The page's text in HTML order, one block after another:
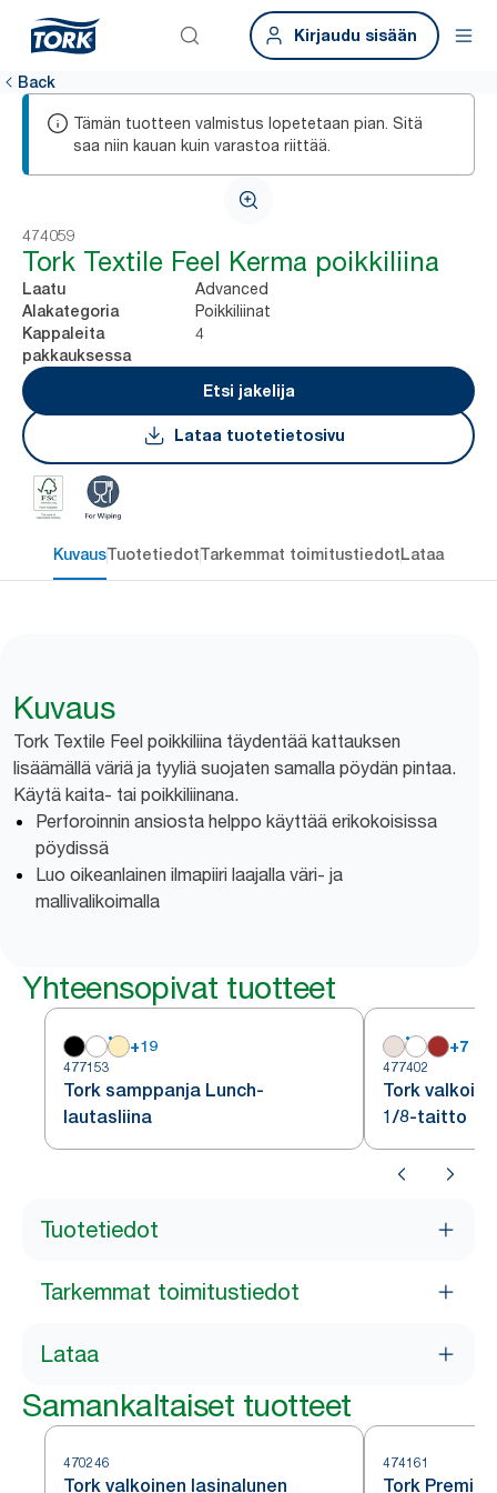
Kirjaudu sisään
Back
Tämän tuotteen valmistus lopetetaan pian. Sitä
saa niin kauan kuin varastoa riittää.
474059
Tork Textile Feel Kerma poikkiliina
Laatu Advanced
Alakategoria Poikkiliinat
Kappaleita
pakkauksessa
4
Etsi jakelija
Lataa tuotetietosivu
KuvausTuotetiedotTarkemmat toimitustiedotLataa
Kuvaus
Tork Textile Feel poikkiliina täydentää kattauksen
lisäämällä väriä ja tyyliä suojaten samalla pöydän pintaa.
Käytä kaita- tai poikkiliinana.
Perforoinnin ansiosta helppo käyttää erikokoisissa
pöydissä
Luo oikeanlainen ilmapiiri laajalla väri- ja
mallivalikoimalla
Yhteensopivat tuotteet
+19
477153
Tork samppanja Lunch-
lautasliina
+7
477402
Tork
1/8-taitto
Tuotetiedot
Tarkemmat toimitustiedot
Lataa
Samankaltaiset tuotteet
470246
Tork valkoinen lasinalunen
474161
Tork